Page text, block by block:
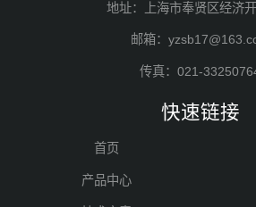
地址：上海市奉贤区经济
邮箱：
传真：021-
快速链接
首页
产品中心